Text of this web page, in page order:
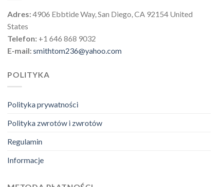
Adres:4906 Ebbtide Way, San Diego, CA 92154 United
States
Telefon: +1 646 868 9032
E-mail:smithtom236@yahoo.com
POLITYKA
Polityka prywatności
Polityka zwrotów i zwrotów
Regulamin
Informacje